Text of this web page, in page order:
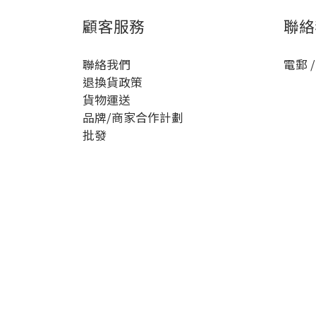
顧客服務
聯絡我們
退換貨政策
貨物運送
品牌/商家合作計劃
批發
聯
電郵